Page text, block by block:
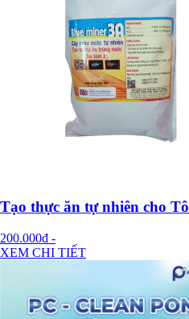
Tạo thực ăn tự nhiên cho
200.000đ -
XEM CHI TIẾT